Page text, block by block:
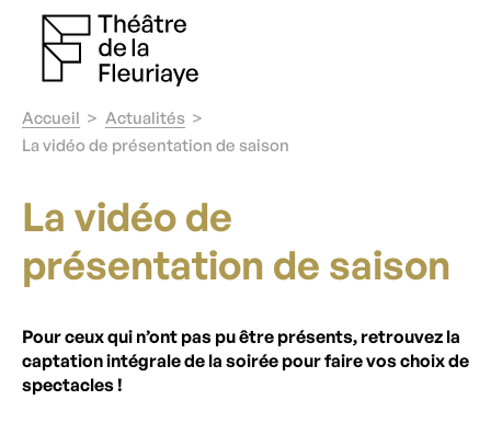
Accueil
Actualités
La vidéo de présentation de saison
La vidéo de
présentation de saison
Pour ceux qui n’ont pas pu être présents, retrouvez la
captation intégrale de la soirée pour faire vos choix de
spectacles !